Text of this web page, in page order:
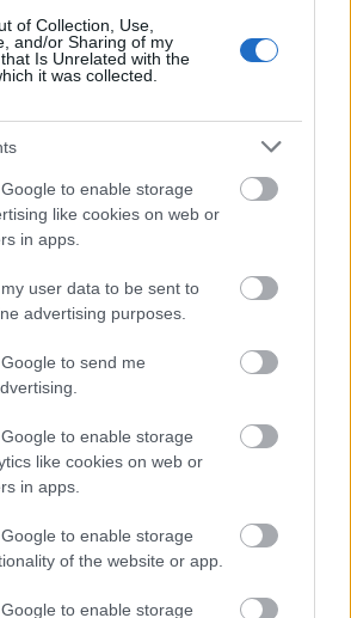
of Collection, Use,
and/or Sharing of my
Is Unrelated with the
it was collected.
to enable storage
like cookies on web or
in apps.
user data to be sent to
advertising purposes.
to send me
to enable storage
like cookies on web or
in apps.
to enable storage
of the website or app.
to enable storage
volt a fák és cserjék fő ültetési
és földlabdás
a kereskedelmi
konténeres növények viszont
de természetesen
kék, ha lila?
(Solanum rantonetii)
hatalmas méreteihez képest
igényeivel, hiszen azt gondolnám,
a…
piszke
06.